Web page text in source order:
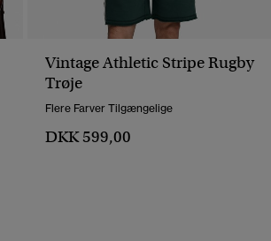
Vintage Athletic Stripe Rugby
Trøje
Flere Farver Tilgængelige
DKK 599,00